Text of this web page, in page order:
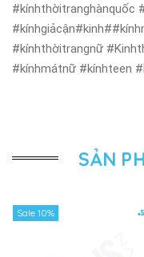
#kínhthờitranghànquốc
#kínhthờitrangnữ
#kínhmátnữ #kínhteen
SẢN
Sale 10%